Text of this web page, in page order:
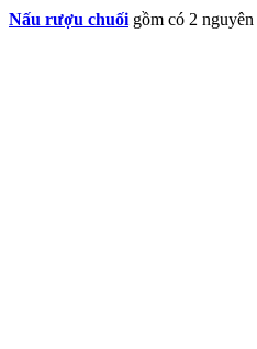
Nấu rượu chuối gồm có 2